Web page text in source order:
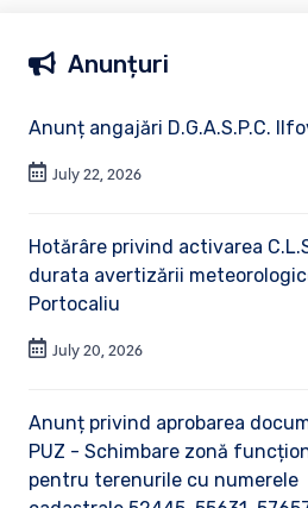
Anunțuri
Anunț angajări D.G.A.S.P.C.
July 22, 2026
Hotărâre privind activarea
durata avertizării
Portocaliu
July 20, 2026
Anunț privind aprobarea
PUZ - Schimbare zonă
pentru terenurile cu numerele